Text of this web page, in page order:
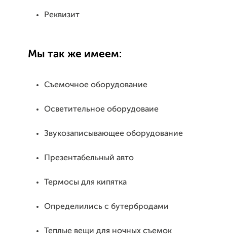
Реквизит
Мы так же имеем:
Съемочное оборудование
Осветительное оборудоваие
Звукозаписывающее оборудование
Презентабельный авто
Термосы для кипятка
Определились с бутербродами
Теплые вещи для ночных съемок